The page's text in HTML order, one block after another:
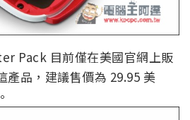
Pack 目前僅在美國官網上販
產品，建議售價為 29.95 美